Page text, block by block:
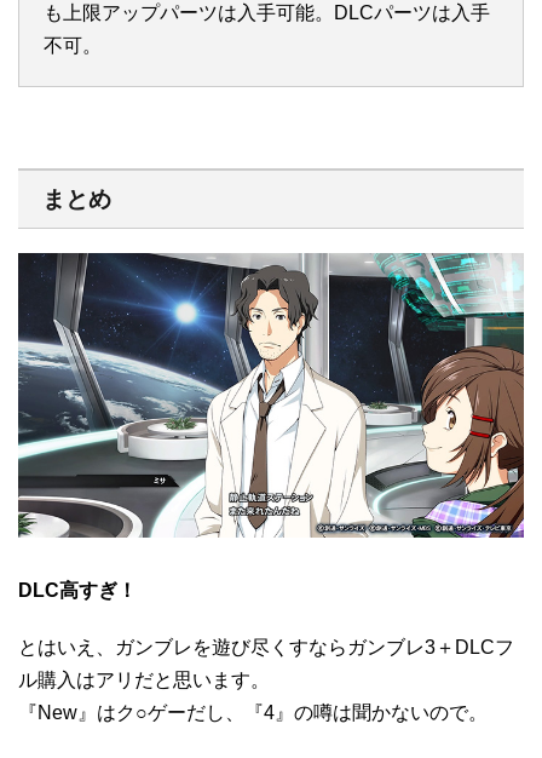
も上限アップパーツは入手可能。DLCパーツは入手
不可。
まとめ
DLC高すぎ！
とはいえ、ガンブレを遊び尽くすならガンブレ3＋DLCフ
ル購入はアリだと思います。
『New』はク○ゲーだし、『4』の噂は聞かないので。